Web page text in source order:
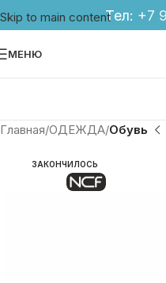
Skip to main contentТел: +7
МЕНЮ
Главная ОДЕЖДА Обувь
ЗАКОНЧИЛОСЬ